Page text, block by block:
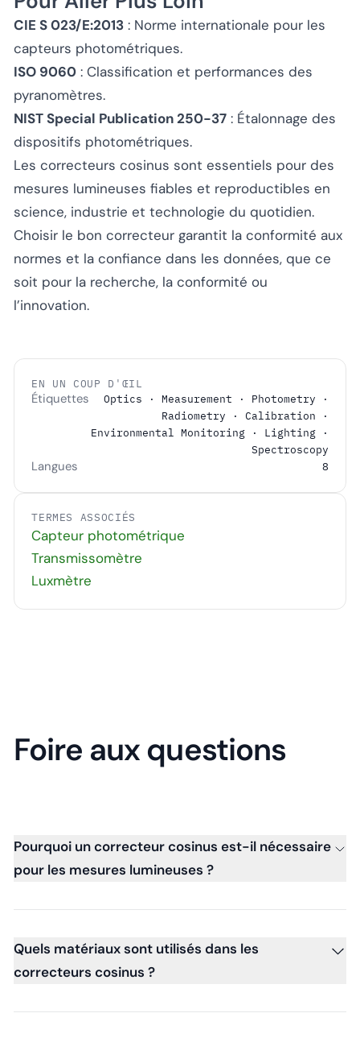
CIE S 023/E:2013 : Norme internationale pour les
capteurs photométriques.
ISO 9060 : Classification et performances des
pyranomètres.
NIST Special Publication 250-37 : Étalonnage des
dispositifs photométriques.
Les correcteurs cosinus sont essentiels pour des
mesures lumineuses fiables et reproductibles en
science, industrie et technologie du quotidien.
Choisir le bon correcteur garantit la conformité aux
normes et la confiance dans les données, que ce
soit pour la recherche, la conformité ou
l’innovation.
EN UN COUP D'ŒIL
Étiquettes
Optics · Measurement · Photometry ·
Radiometry · Calibration ·
Environmental Monitoring · Lighting ·
Spectroscopy
Langues 8
TERMES ASSOCIÉS
Capteur photométrique
Transmissomètre
Luxmètre
Foire aux questions
Pourquoi un correcteur cosinus est-il nécessaire
pour les mesures lumineuses ?
Quels matériaux sont utilisés dans les
correcteurs cosinus ?